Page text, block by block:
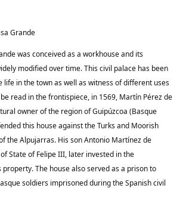
Grande
was conceived as a workhouse and its
modified over time. This civil palace has been
life in the town as well as witness of different uses
read in the frontispiece, in 1569, Martín Pérez de
owner of the region of Guipúzcoa (Basque
this house against the Turks and Moorish
the Alpujarras. His son Antonio Martínez de
State of Felipe III, later invested in the
The house also served as a prison to
soldiers imprisoned during the Spanish civil